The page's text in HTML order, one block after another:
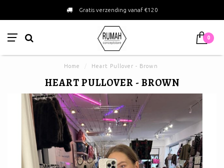
Gratis verzending vanaf €120
0
Home Heart Pullover - Brown
HEART PULLOVER - BROWN